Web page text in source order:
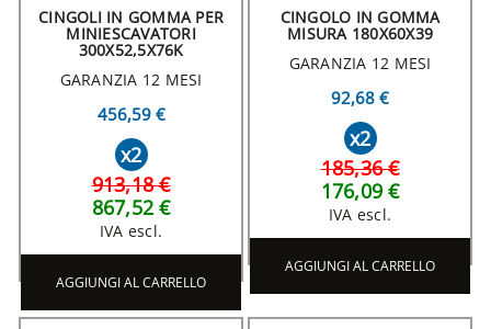
CINGOLI IN GOMMA PER
MINIESCAVATORI
300X52,5X76K
GARANZIA 12 MESI
456,59 €
x2
913,18 €
867,52 €
IVA escl.
AGGIUNGI AL CARRELLO
CINGOLO IN GOMMA
MISURA 180X60X39
GARANZIA 12 MESI
92,68 €
x2
185,36 €
176,09 €
IVA escl.
AGGIUNGI AL CARRELLO